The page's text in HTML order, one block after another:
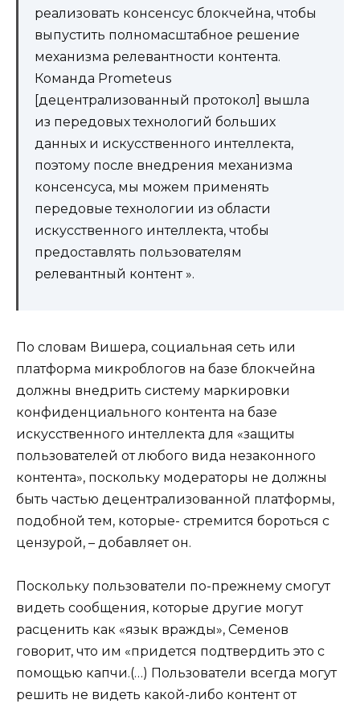
реализовать консенсус блокчейна, чтобы
выпустить полномасштабное решение
механизма релевантности контента.
Команда Prometeus
[децентрализованный протокол] вышла
из передовых технологий больших
данных и искусственного интеллекта,
поэтому после внедрения механизма
консенсуса, мы можем применять
передовые технологии из области
искусственного интеллекта, чтобы
предоставлять пользователям
релевантный контент ».
По словам Вишера, социальная сеть или
платформа микроблогов на базе блокчейна
должны внедрить систему маркировки
конфиденциального контента на базе
искусственного интеллекта для «защиты
пользователей от любого вида незаконного
контента», поскольку модераторы не должны
быть частью децентрализованной платформы,
подобной тем, которые- стремится бороться с
цензурой, – добавляет он.
Поскольку пользователи по-прежнему смогут
видеть сообщения, которые другие могут
расценить как «язык вражды», Семенов
говорит, что им «придется подтвердить это с
помощью капчи.(…) Пользователи всегда могут
решить не видеть какой-либо контент от